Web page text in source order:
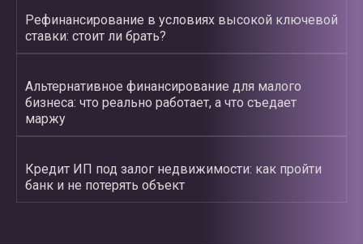
Рефинансирование в условиях высокой ключевой
ставки: стоит ли брать?
Альтернативное финансирование для малого
бизнеса: что реально работает, а что съедает
маржу
Кредит ИП под залог недвижимости: как пройти
банк и не потерять объект